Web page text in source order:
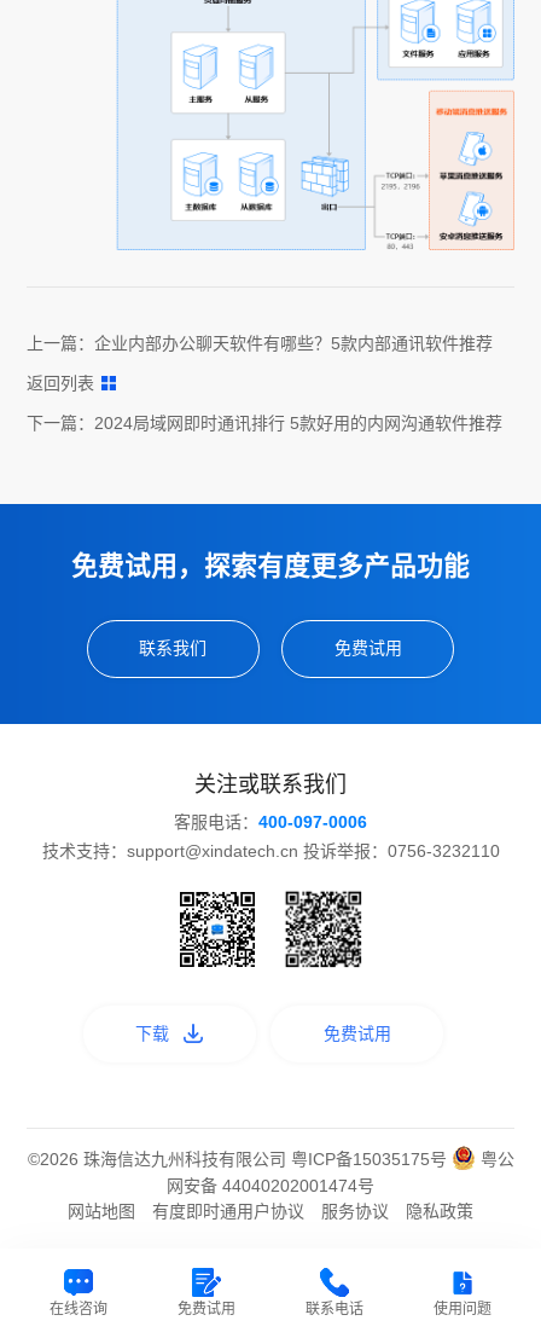
上一篇：企业内部办公聊天软件有哪些？5款内部通讯软件推荐
返回列表
下一篇： 2024局域网即时通讯排行 5款好用的内网沟通软件推荐
免费试用，探索有度更多产品功能
联系我们 免费试用
在线咨询 免费试用 联系电话 使用问题
关注或联系我们
客服电话： 400-097-0006
技术支持：support@xindatech.cn 投诉举报：0756-3232110
下载 免费试用
©2026 珠海信达九州科技有限公司 粤ICP备15035175号
粤公
网安备 44040202001474号
网站地图
有度即时通用户协议 服务协议 隐私政策